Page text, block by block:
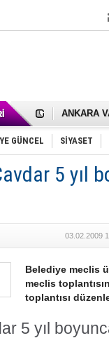
Cemal
Samet
FAİZ
OLİMPİK
SÖZ
İNCEK
GÜNCEL SİYASET
5 yıl
03.02.2009
Belediye meclis
meclis
toplantısı
5 yıl